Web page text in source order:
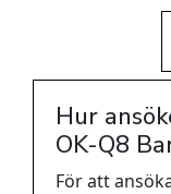
Hur
OK-Q8
För att